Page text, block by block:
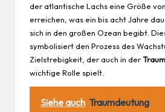
der atlantische Lachs eine Größe
erreichen, was ein bis acht Jahre
sich in den großen Ozean begibt.
symbolisiert den Prozess des
Zielstrebigkeit, der auch in der
wichtige Rolle spielt.
Siehe auch Traumdeutung